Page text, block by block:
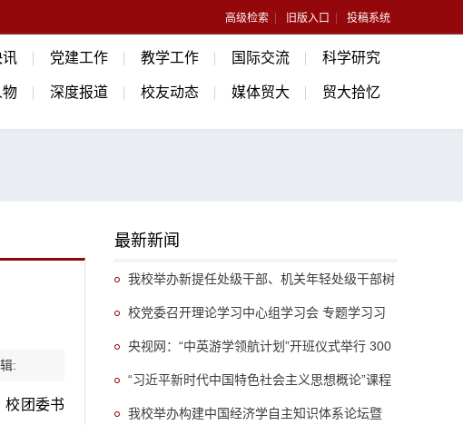
高级检索 旧版入口 投稿系统
讯 党建工作 教学工作 国际交流 科学研究
物 深度报道 校友动态 媒体贸大 贸大拾忆
:
校团委书
最新新闻
我校举办新提任处级干部、机关年轻处级干部树
立和践行正确政绩观专题培训班
校党委召开理论学习中心组学习会 专题学习习
近平总书记关于推动哲学社会科学高质量发展的重
要指示精神
央视网：“中英游学领航计划”开班仪式举行 300
余名英国学生开启“游学中国”旅程
“习近平新时代中国特色社会主义思想概论”课程
“UIBE新思想大讲堂”第九讲开讲
我校举办构建中国经济学自主知识体系论坛暨